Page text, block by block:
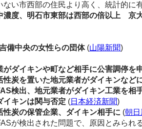
い市西部の住民より高く、統計的に
度、明石市東部は西部の倍以上 京
中央の女性らの団体(山陽新聞)
ダイキンや町など相手に公害調停を
を置いた地元業者がダイキンなど
検出、地元業者がダイキン工業を
キンは関与否定 (日本経済新聞)
炭の保管企業、ダイキン相手に (朝
が検出された問題で、原因とみられ